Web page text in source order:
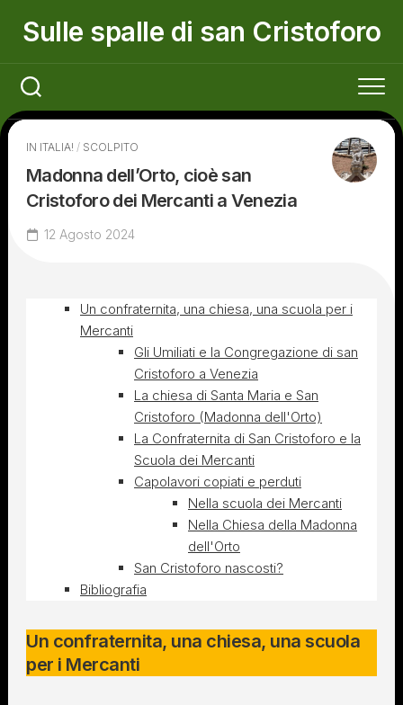
Sulle spalle di san Cristoforo
IN ITALIA! / SCOLPITO
Madonna dell’Orto, cioè san
Cristoforo dei Mercanti a Venezia
12 Agosto 2024
Un confraternita, una chiesa, una scuola per i
Mercanti
Gli Umiliati e la Congregazione di san
Cristoforo a Venezia
La chiesa di Santa Maria e San
Cristoforo (Madonna dell'Orto)
La Confraternita di San Cristoforo e la
Scuola dei Mercanti
Capolavori copiati e perduti
Nella scuola dei Mercanti
Nella Chiesa della Madonna
dell'Orto
San Cristoforo nascosti?
Bibliografia
Un confraternita, una chiesa, una scuola
per i Mercanti